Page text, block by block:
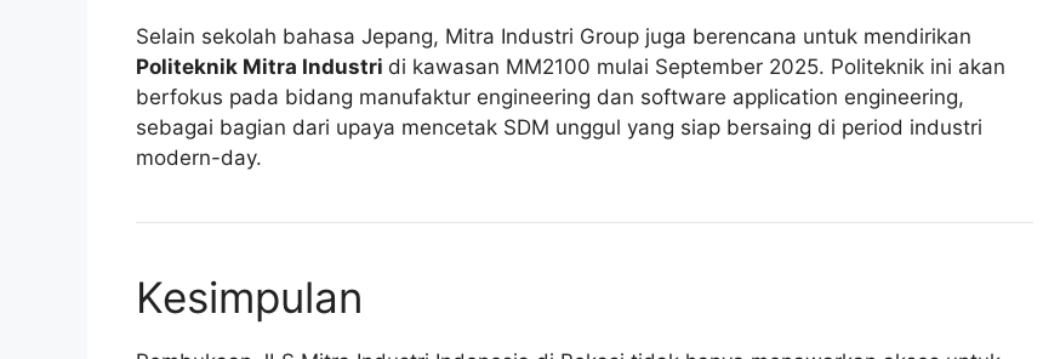
Selain sekolah bahasa Jepang, Mitra Industri Group juga berencana untuk mendirikan
Politeknik Mitra Industri di kawasan MM2100 mulai September 2025. Politeknik ini akan
berfokus pada bidang manufaktur engineering dan software application engineering,
sebagai bagian dari upaya mencetak SDM unggul yang siap bersaing di period industri
modern-day.
Kesimpulan